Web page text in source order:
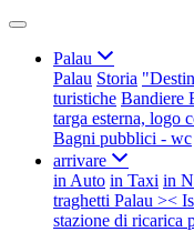
Palau
Palau Storia
turistiche Bandiere
targa esterna, logo
Bagni pubblici - wc
arrivare
in Auto in Taxi in
traghetti Palau ><
stazione di ricarica